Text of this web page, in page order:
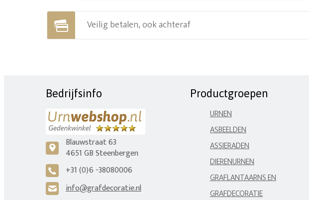
Veilig betalen, ook achteraf
Bedrijfsinfo
c
Blauwstraat 63
4651 GB Steenbergen
A +31 (0)6 -38080006
H info@grafdecoratie.nl
Productgroepen
URNEN
ASBEELDEN
ASSIERADEN
DIERENURNEN
GRAFLANTAARNS EN
GRAFDECORATIE